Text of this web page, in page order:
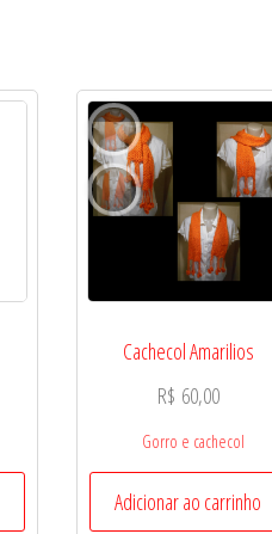
Cachecol Amarilios
R$ 60,00
Gorro e cachecol
Adicionar ao carrinho